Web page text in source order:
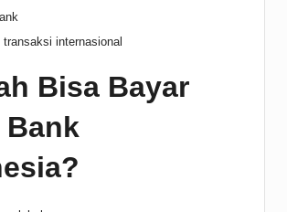
internasional
Bisa Bayar
Bank